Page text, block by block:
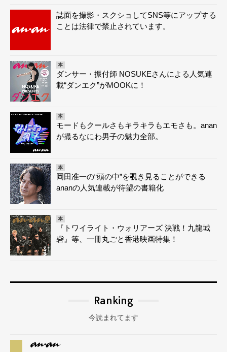
誌面を撮影・スクショしてSNS等にアップする
ことは法律で禁止されています。
本
ダンサー・振付師 NOSUKEさんによる人気連
載“ダンエク”がMOOKに！
本
モードもクールさもキラキラもエモさも。anan
が撮るなにわ男子の魅力全部。
本
岡田准一の“頭の中”を覗き見ることができる
ananの人気連載が待望の書籍化
本
『トワイライト・ウォリアーズ 決戦！九龍城
砦』等、一冊丸ごと香港映画特集！
Ranking
今読まれてます